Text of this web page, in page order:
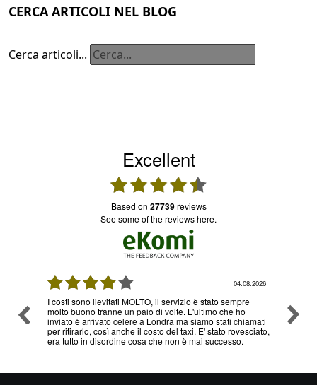
CERCA ARTICOLI NEL BLOG
Cerca articoli...
Excellent
based on 27739reviews
see some of the reviews here.
03.08.2026
Ottimo servizio e prezzi, ritiro e consegna senza nessun
problema , sono già diverse volte che utilizzo il loro
servizio